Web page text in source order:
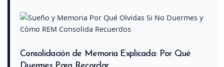
Consolidación de Memoria Explicada: Por Qué